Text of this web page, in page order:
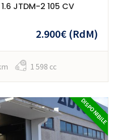
1.6 JTDM-2 105 CV
2.900€ (RdM)
1 598 cc
DISPONIBILE